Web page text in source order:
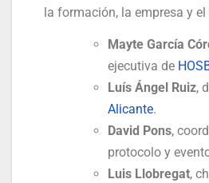
la formación, la empresa y
Mayte García
ejecutiva de
Luís Ángel Ruiz,
Alicante.
David Pons,
protocolo y
Luis Llobregat,